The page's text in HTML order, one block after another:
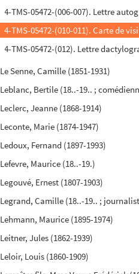
4-TMS-05472-(006-007). Lettre
4-TMS-05472-(010-011). Carte de
4-TMS-05472-(012). Lettre
Le Senne, Camille (1851-1931)
Leblanc, Bertile (18..-19.. ;
Leclerc, Jeanne (1868-1914)
Leconte, Marie (1874-1947)
Ledoux, Fernand (1897-1993)
Lefevre, Maurice (18..-19.)
Legouvé, Ernest (1807-1903)
Legrand, Camille (18..-19.. ;
Lehmann, Maurice (1895-1974)
Leitner, Jules (1862-1939)
Leloir, Louis (1860-1909)